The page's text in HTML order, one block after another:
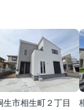
生市相生町２丁目